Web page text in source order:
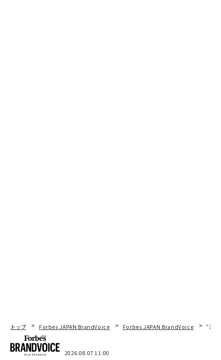
トップ Forbes JAPAN BrandVoice Forbes JAPAN BrandVoice “泊
2026.08.07 11:00